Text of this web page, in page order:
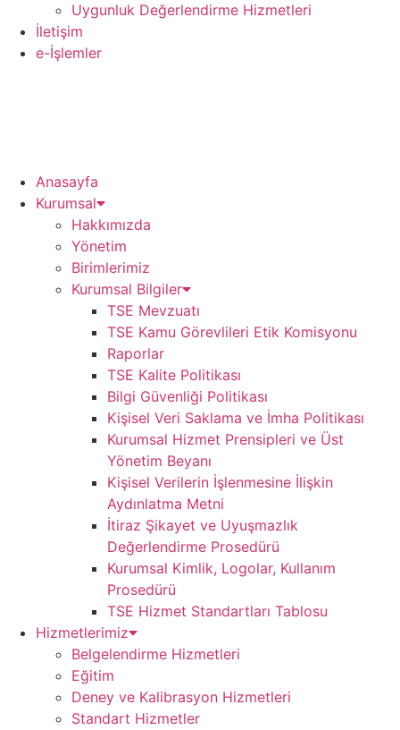
Uygunluk Değerlendirme Hizmetleri
İletişim
e-İşlemler
Anasayfa
Kurumsal
Hakkımızda
Yönetim
Birimlerimiz
Kurumsal Bilgiler
TSE Mevzuatı
TSE Kamu Görevlileri Etik Komisyonu
Raporlar
TSE Kalite Politikası
Bilgi Güvenliği Politikası
Kişisel Veri Saklama ve İmha Politikası
Kurumsal Hizmet Prensipleri ve Üst
Yönetim Beyanı
Kişisel Verilerin İşlenmesine İlişkin
Aydınlatma Metni
İtiraz Şikayet ve Uyuşmazlık
Değerlendirme Prosedürü
Kurumsal Kimlik, Logolar, Kullanım
Prosedürü
TSE Hizmet Standartları Tablosu
Hizmetlerimiz
Belgelendirme Hizmetleri
Eğitim
Deney ve Kalibrasyon Hizmetleri
Standart Hizmetler